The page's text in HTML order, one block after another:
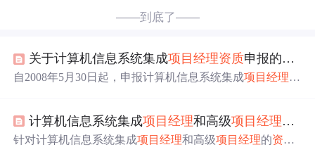
——到底了——
关于计算机信息系统集成项目经理资质申报的补充通知
自2008年5月30日起，申报计算机信息系统集成项目经理资
对于暂时无法参加相关考试的情况提供了替代方案。
计算机信息系统集成项目经理和高级项目经理资质
针对计算机信息系统集成项目经理和高级项目经理的资质